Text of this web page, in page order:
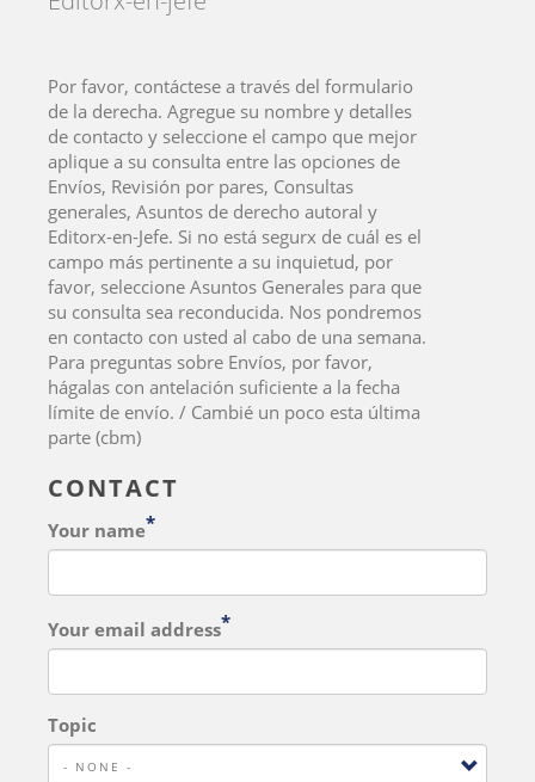
Por favor, contáctese a través del formulario
de la derecha. Agregue su nombre y detalles
de contacto y seleccione el campo que mejor
aplique a su consulta entre las opciones de
Envíos, Revisión por pares, Consultas
generales, Asuntos de derecho autoral y
Editorx-en-Jefe. Si no está segurx de cuál es el
campo más pertinente a su inquietud, por
favor, seleccione Asuntos Generales para que
su consulta sea reconducida. Nos pondremos
en contacto con usted al cabo de una semana.
Para preguntas sobre Envíos, por favor,
hágalas con antelación suficiente a la fecha
límite de envío. / Cambié un poco esta última
parte (cbm)
CONTACT
Your name
Your email address
Topic